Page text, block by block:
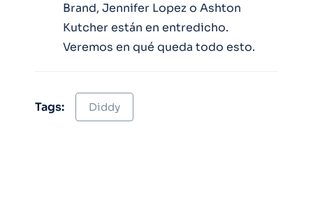
Brand, Jennifer Lopez o Ashton
Kutcher están en entredicho.
Veremos en qué queda todo esto.
Tags: Diddy